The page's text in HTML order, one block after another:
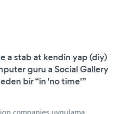
a stab at kendin yap (diy)
guru a Social Gallery
bir “in 'no time'”
companies uygulama